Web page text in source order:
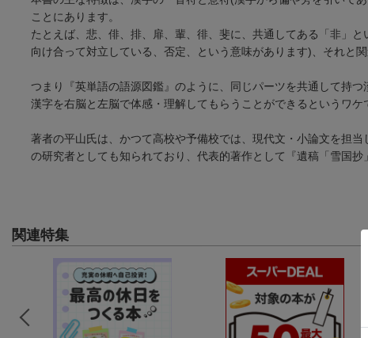
ことにあります。
たとえば、悲、俳、排、扉、輩、徘、斐に、共通してある「非」
向け合って対立している、否定、という意味があります)、それと
つまり『英単語の語源図鑑』のように、同じパーツを共通して持
漢字を右脳と左脳で体感・理解してもらうことができるというワ
著者の平山氏は、かつて高校や予備校では、現代文・小論文を担
の研究者としても知られており、代表的著作として『遺稿「雪国抄
関連特集